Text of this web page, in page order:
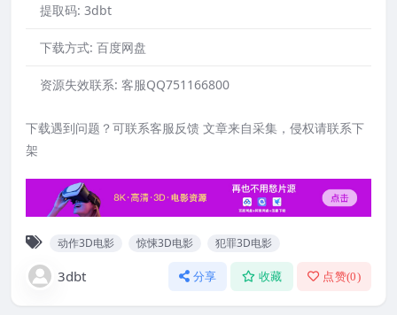
提取码: 3dbt
下载方式: 百度网盘
资源失效联系: 客服QQ751166800
下载遇到问题？可联系客服反馈 文章来自采集，侵权请联系下
架
动作3D电影 惊悚3D电影 犯罪3D电影
3dbt 分享 收藏 点赞(0)